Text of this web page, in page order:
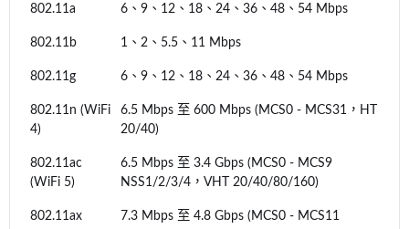
802.11a 6、9、12、18、24、36、48、54 Mbps
802.11b 1、2、5.5、11 Mbps
802.11g 6、9、12、18、24、36、48、54 Mbps
802.11n (WiFi
4)
6.5 Mbps 至 600 Mbps (MCS0 - MCS31，HT
20/40)
802.11ac
(WiFi 5)
6.5 Mbps 至 3.4 Gbps (MCS0 - MCS9
NSS1/2/3/4，VHT 20/40/80/160)
802.11ax
7.3 Mbps 至 4.8 Gbps (MCS0 - MCS11